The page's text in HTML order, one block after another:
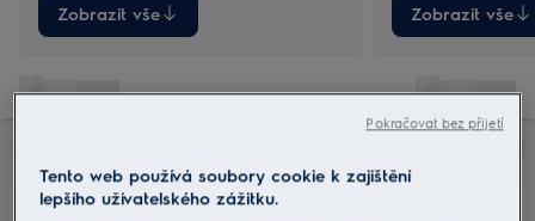
Zobrazit vše Zobrazit vše
Tento web používá soubory cookie k zajištění
lepšího uživatelského zážitku.
Pokračovat bez přijetí